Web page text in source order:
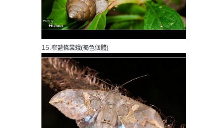
15.窄藍條裳蛾(褐色個體)